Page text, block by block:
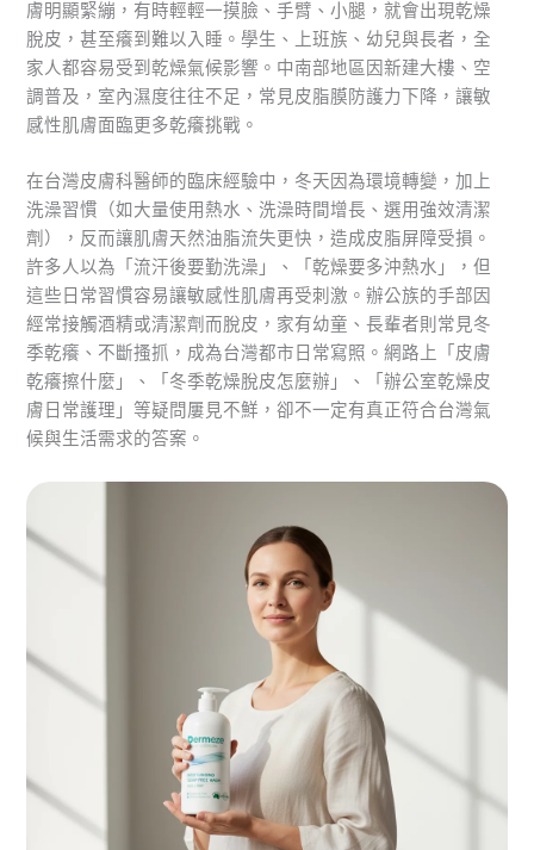
膚明顯緊繃，有時輕輕一摸臉、手臂、小腿，就會出現乾燥
脫皮，甚至癢到難以入睡。學生、上班族、幼兒與長者，全
家人都容易受到乾燥氣候影響。中南部地區因新建大樓、空
調普及，室內濕度往往不足，常見皮脂膜防護力下降，讓敏
感性肌膚面臨更多乾癢挑戰。
在台灣皮膚科醫師的臨床經驗中，冬天因為環境轉變，加上
洗澡習慣（如大量使用熱水、洗澡時間增長、選用強效清潔
劑），反而讓肌膚天然油脂流失更快，造成皮脂屏障受損。
許多人以為「流汗後要勤洗澡」、「乾燥要多沖熱水」，但
這些日常習慣容易讓敏感性肌膚再受刺激。辦公族的手部因
經常接觸酒精或清潔劑而脫皮，家有幼童、長輩者則常見冬
季乾癢、不斷搔抓，成為台灣都市日常寫照。網路上「皮膚
乾癢擦什麼」、「冬季乾燥脫皮怎麼辦」、「辦公室乾燥皮
膚日常護理」等疑問屢見不鮮，卻不一定有真正符合台灣氣
候與生活需求的答案。